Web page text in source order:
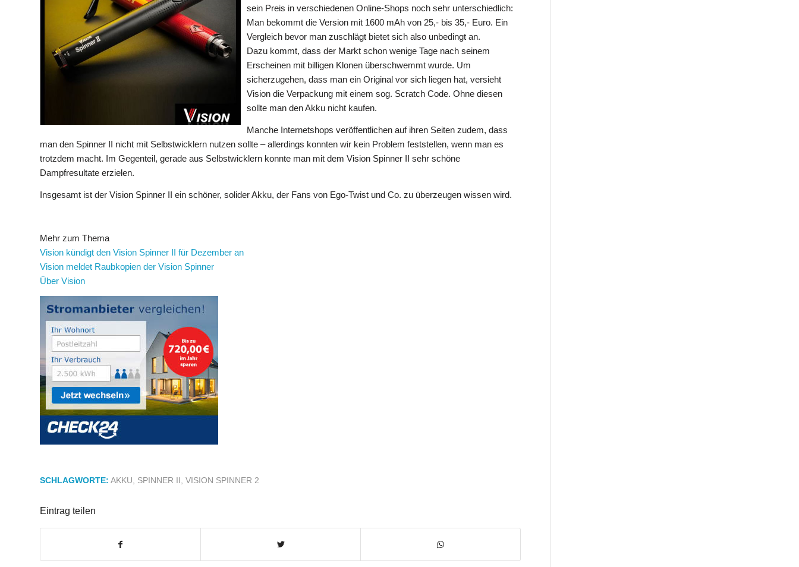
sein Preis in verschiedenen Online-Shops noch sehr unterschiedlich:
Man bekommt die Version mit 1600 mAh von 25,- bis 35,- Euro. Ein
Vergleich bevor man zuschlägt bietet sich also unbedingt an.
Dazu kommt, dass der Markt schon wenige Tage nach seinem
Erscheinen mit billigen Klonen überschwemmt wurde. Um
sicherzugehen, dass man ein Original vor sich liegen hat, versieht
Vision die Verpackung mit einem sog. Scratch Code. Ohne diesen
sollte man den Akku nicht kaufen.
Manche Internetshops veröffentlichen auf ihren Seiten zudem, dass
man den Spinner II nicht mit Selbstwicklern nutzen sollte – allerdings konnten wir kein Problem feststellen, wenn man es
trotzdem macht. Im Gegenteil, gerade aus Selbstwicklern konnte man mit dem Vision Spinner II sehr schöne
Dampfresultate erzielen.
Insgesamt ist der Vision Spinner II ein schöner, solider Akku, der Fans von Ego-Twist und Co. zu überzeugen wissen wird.
Mehr zum Thema
Vision kündigt den Vision Spinner II für Dezember an
Vision meldet Raubkopien der Vision Spinner
Über Vision
SCHLAGWORTE: AKKU, SPINNER II , VISION SPINNER 2
Eintrag teilen